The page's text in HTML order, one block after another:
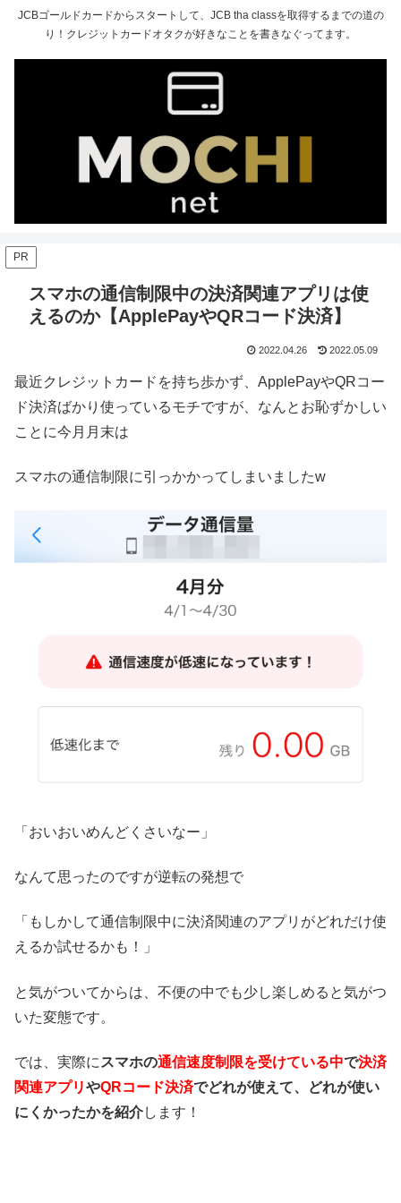
JCBゴールドカードからスタートして、JCB tha classを取得するまでの道の
り！クレジットカードオタクが好きなことを書きなぐってます。
PR
スマホの通信制限中の決済関連アプリは使
えるのか【ApplePayやQRコード決済】
2022.04.26 2022.05.09
最近クレジットカードを持ち歩かず、ApplePayやQRコー
ド決済ばかり使っているモチですが、なんとお恥ずかしい
ことに今月月末は
スマホの通信制限に引っかかってしまいましたw
「おいおいめんどくさいなー」
なんて思ったのですが逆転の発想で
「もしかして通信制限中に決済関連のアプリがどれだけ使
えるか試せるかも！」
と気がついてからは、不便の中でも少し楽しめると気がつ
いた変態です。
では、実際に スマホの通信速度制限を受けている中で決済
関連アプリやQRコード決済でどれが使えて、どれが使い
にくかったかを紹介します！